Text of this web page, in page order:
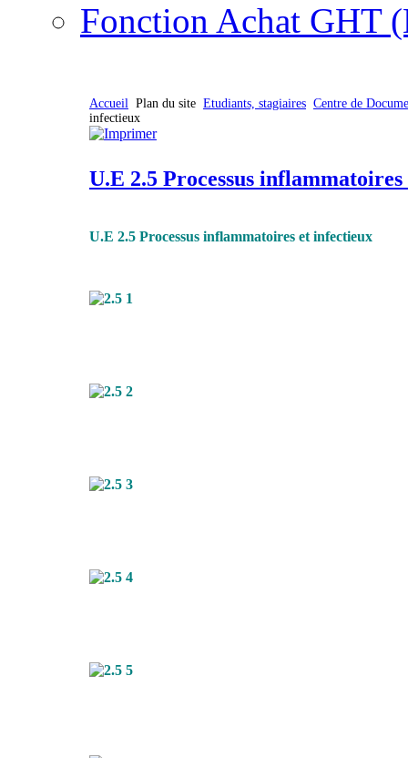
Fonction Achat GHT
Accueil Plan du site Etudiants, stagiaires Centre de
infectieux
U.E 2.5 Processus
U.E 2.5 Processus inflammatoires et infectieux